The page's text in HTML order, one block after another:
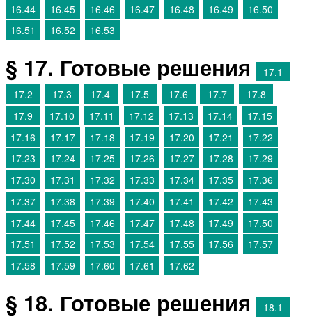
16.44
16.45 16.46 16.47 16.48 16.49
16.50
16.51
16.52 16.53
§ 17. Готовые решения
17.1
17.2
17.3 17.4 17.5 17.6 17.7
17.8
17.9
17.10 17.11 17.12 17.13 17.14
17.15
17.16
17.17 17.18 17.19 17.20 17.21
17.22
17.23
17.24 17.25 17.26 17.27 17.28
17.29
17.30
17.31 17.32 17.33 17.34 17.35
17.36
17.37
17.38 17.39 17.40 17.41 17.42
17.43
17.44
17.45 17.46 17.47 17.48 17.49
17.50
17.51
17.52 17.53 17.54 17.55 17.56
17.57
17.58
17.59 17.60 17.61 17.62
§ 18. Готовые решения
18.1